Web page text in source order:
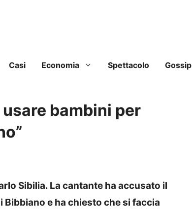
Casi Economia Spettacolo Gossip
bambini per
Sibilia. La cantante ha accusato il
e ha chiesto che si faccia